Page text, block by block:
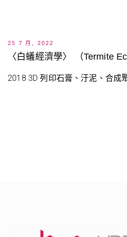
25 7 月, 2022
〈白蟻經濟學〉 （Termite
2018 3D 列印石膏、汙泥、合成